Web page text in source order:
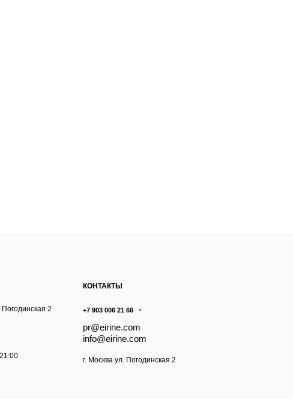
Погодинская 2
КОНТАКТЫ
+7 903 006 21 66
pr@eirine.com
info@eirine.com
г. Москва ул. Погодинская 2